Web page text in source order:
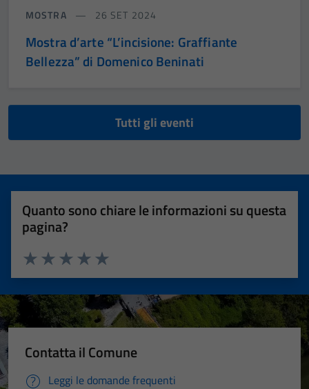
MOSTRA 26 SET 2024
Mostra d’arte “L’incisione: Graffiante
Bellezza” di Domenico Beninati
Tutti gli eventi
Quanto sono chiare le informazioni su questa
pagina?
Valuta 5 stelle su 5
Valuta 4 stelle su 5
Valuta 3 stelle su 5
Valuta 2 stelle su 5
Valuta 1 stelle su 5
Contatta il Comune
Leggi le domande frequenti